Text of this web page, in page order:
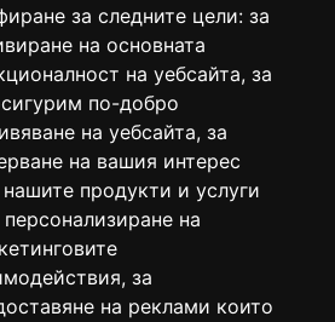
за следните цели: за
на основната
на уебсайта, за
по-добро
на уебсайта, за
на вашия интерес
продукти и услуги
персонализиране на
, за
на реклами които